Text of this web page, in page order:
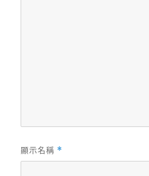
顯示名稱 *